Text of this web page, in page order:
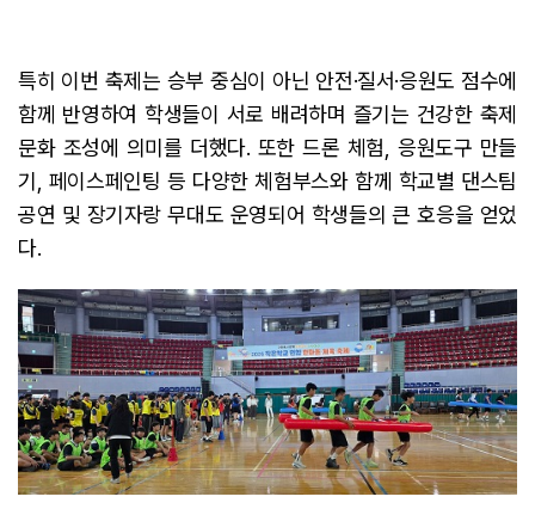
특히 이번 축제는 승부 중심이 아닌 안전·질서·응원도 점수에
함께 반영하여 학생들이 서로 배려하며 즐기는 건강한 축제
문화 조성에 의미를 더했다. 또한 드론 체험, 응원도구 만들
기, 페이스페인팅 등 다양한 체험부스와 함께 학교별 댄스팀
공연 및 장기자랑 무대도 운영되어 학생들의 큰 호응을 얻었
다.